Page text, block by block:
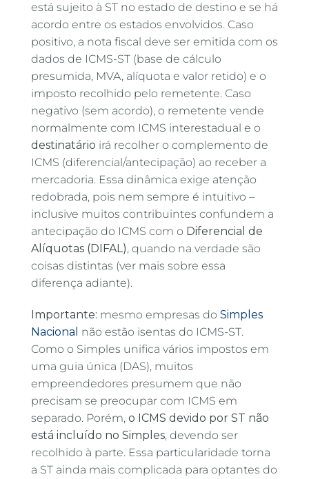
está sujeito à ST no estado de destino e se há
acordo entre os estados envolvidos. Caso
positivo, a nota fiscal deve ser emitida com os
dados de ICMS-ST (base de cálculo
presumida, MVA, alíquota e valor retido) e o
imposto recolhido pelo remetente. Caso
negativo (sem acordo), o remetente vende
normalmente com ICMS interestadual e o
destinatário irá recolher o complemento de
ICMS (diferencial/antecipação) ao receber a
mercadoria. Essa dinâmica exige atenção
redobrada, pois nem sempre é intuitivo –
inclusive muitos contribuintes confundem a
antecipação do ICMS com o Diferencial de
Alíquotas (DIFAL), quando na verdade são
coisas distintas (ver mais sobre essa
diferença adiante).
Importante: mesmo empresas do Simples
Nacional não estão isentas do ICMS-ST.
Como o Simples unifica vários impostos em
uma guia única (DAS), muitos
empreendedores presumem que não
precisam se preocupar com ICMS em
separado. Porém, o ICMS devido por ST não
está incluído no Simples, devendo ser
recolhido à parte. Essa particularidade torna
a ST ainda mais complicada para optantes do